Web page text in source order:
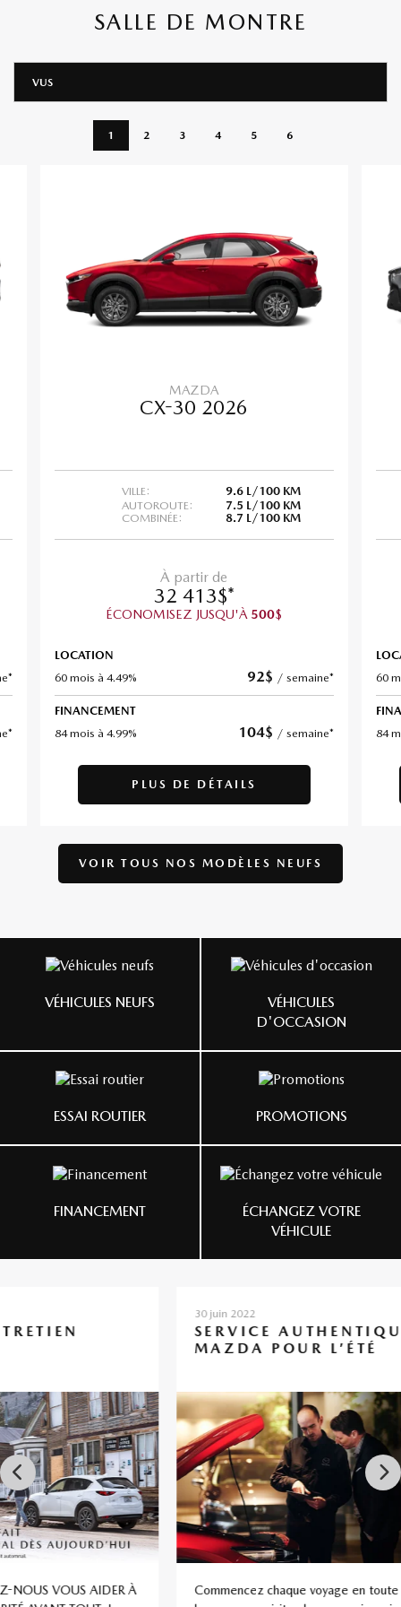
SALLE DE MONTRE
VUS
1 2 3 4 5 6
MAZDA
CX-30 2026
VILLE:
9.6 L/100 KM
AUTOROUTE:
7.5 L/100 KM
COMBINÉE:
8.7 L/100 KM
À partir de
32 413$*
ÉCONOMISEZ JUSQU'À 500$
LOCATION
60 mois à 4.49%
92$ / semaine*
FINANCEMENT
84 mois à 4.99%
104$ / semaine*
PLUS DE DÉTAILS
60
84
VOIR TOUS NOS MODÈLES NEUFS
VÉHICULES NEUFS
VÉHICULES
D'OCCASION
ESSAI ROUTIER PROMOTIONS
FINANCEMENT
ÉCHANGEZ VOTRE
VÉHICULE
SERVICE AUTHENTIQUE
MAZDA POUR L’ÉTÉ
Commencez chaque voyage en toute confiance